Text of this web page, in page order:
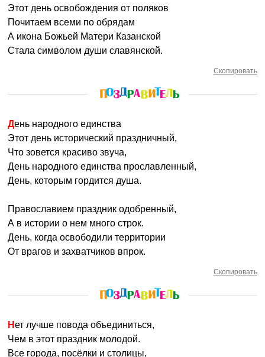
Этот день освобождения от поляков
Почитаем всеми по обрядам
А икона Божьей Матери Казанской
Стала символом души славянской.
Скопировать
День народного единства
Этот день исторический праздничный,
Что зовется красиво звуча,
День народного единства прославленный,
День, которым гордится душа.
Православием праздник одобренный,
А в истории о нем много строк.
День, когда освободили территории
От врагов и захватчиков впрок.
Скопировать
Нет лучше повода объединиться,
Чем в этот праздник молодой.
Все города, посёлки и столицы,